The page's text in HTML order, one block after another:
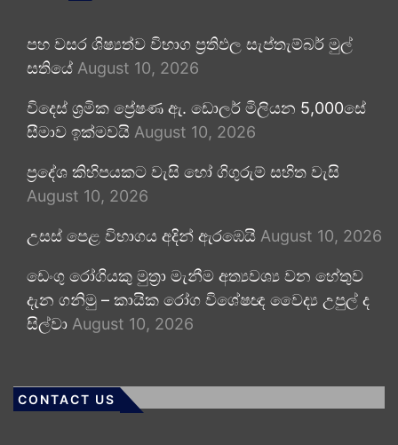
පහ වසර ශිෂ්‍යත්ව විභාග ප්‍රතිඵල සැප්තැම්බර් මුල්
සතියේ August 10, 2026
විදෙස් ශ්‍රමික ප්‍රේෂණ ඇ. ඩොලර් මිලියන 5,000සේ
සීමාව ඉක්මවයි August 10, 2026
ප්‍රදේශ කිහිපයකට වැසි හෝ ගිගුරුම් සහිත වැසි
August 10, 2026
උසස් පෙළ විභාගය අදින් ඇරඹෙයි August 10, 2026
ඩෙංගු රෝගියකු ⁣මුත්‍රා මැනීම අත්‍යවශ්‍ය වන හේතුව
දැන ගනිමු – කායික රෝග විශේෂඥ වෛද්‍ය උපුල් ද
සිල්වා August 10, 2026
CONTACT US